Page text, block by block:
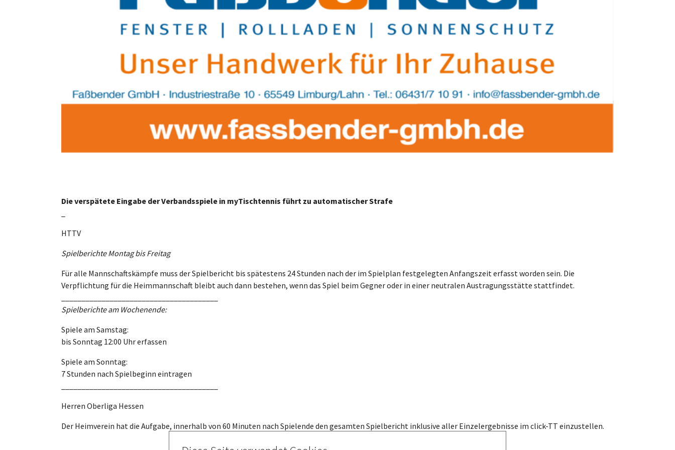
Die verspätete Eingabe der Verbandsspiele in myTischtennis führt zu automatischer Strafe
HTTV
Spielberichte Montag bis Freitag
Für alle Mannschaftskämpfe muss der Spielbericht bis spätestens 24 Stunden nach der im Spielplan festgelegten Anfangszeit erfasst worden sein. Die
Verpflichtung für die Heimmannschaft bleibt auch dann bestehen, wenn das Spiel beim Gegner oder in einer neutralen Austragungsstätte stattfindet.
Spielberichte am Wochenende:
Spiele am Samstag:
bis Sonntag 12:00 Uhr erfassen
Spiele am Sonntag:
7 Stunden nach Spielbeginn eintragen
Herren Oberliga Hessen
Der Heimverein hat die Aufgabe, innerhalb von 60 Minuten nach Spielende den gesamten Spielbericht inklusive aller Einzelergebnisse im click-TT einzustellen.